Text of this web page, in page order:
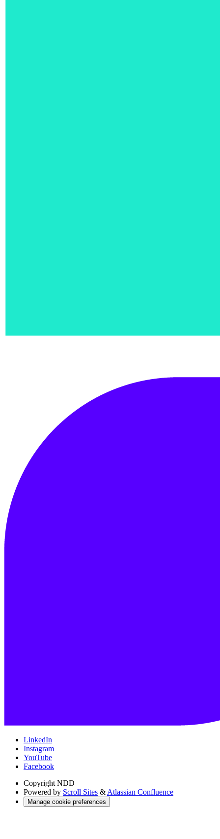
LinkedIn
Instagram
YouTube
Facebook
Copyright NDD
Powered by Scroll Sites & Atlassian Confluence
Manage cookie preferences